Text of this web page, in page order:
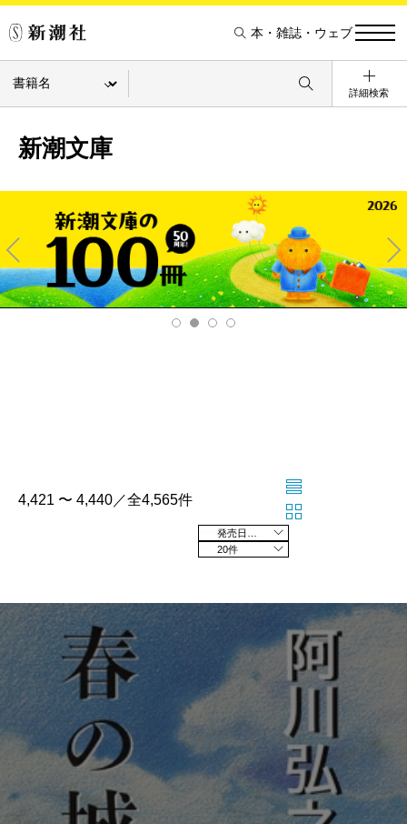
本・雑誌・ウェブ
詳細検索
新潮文庫
Pre
v
Ne
xt
4,421 〜 4,440／全4,565件
20件